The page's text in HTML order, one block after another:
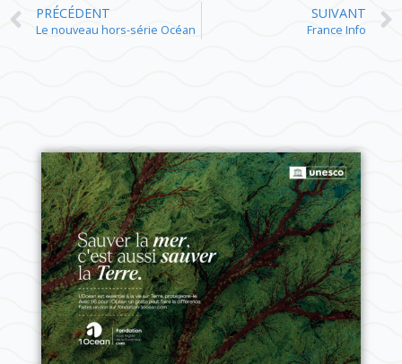
PRÉCÉDENT
Le nouveau hors-série Océan
SUIVANT
France Info